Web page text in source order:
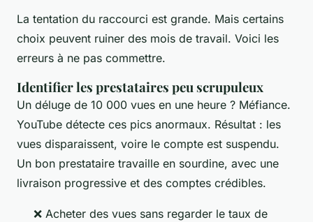
La tentation du raccourci est grande. Mais certains
choix peuvent ruiner des mois de travail. Voici les
erreurs à ne pas commettre.
Identifier les prestataires peu scrupuleux
Un déluge de 10 000 vues en une heure ? Méfiance.
YouTube détecte ces pics anormaux. Résultat : les
vues disparaissent, voire le compte est suspendu.
Un bon prestataire travaille en sourdine, avec une
livraison progressive et des comptes crédibles.
❌ Acheter des vues sans regarder le taux de